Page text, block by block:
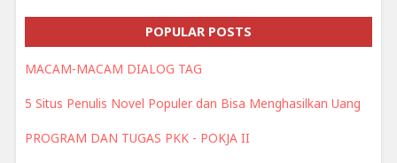
POPULAR POSTS
MACAM-MACAM DIALOG TAG
5 Situs Penulis Novel Populer dan Bisa Menghasilkan Uang
PROGRAM DAN TUGAS PKK - POKJA II